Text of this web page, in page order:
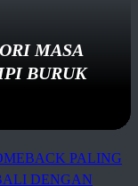
MASA
BURUK